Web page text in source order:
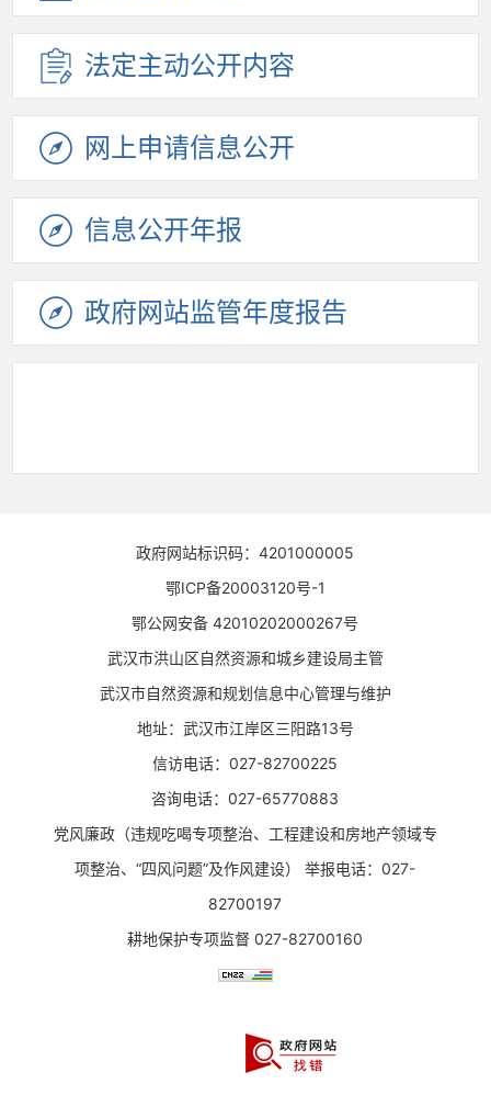
法定主动公开内容
网上申请信息公开
信息公开年报
政府网站监管年度报告
政府网站标识码：4201000005
鄂ICP备20003120号-1
鄂公网安备 42010202000267号
武汉市洪山区自然资源和城乡建设局主管
武汉市自然资源和规划信息中心管理与维护
地址：武汉市江岸区三阳路13号
信访电话：027-82700225
咨询电话：027-65770883
党风廉政（违规吃喝专项整治、工程建设和房地产领域专
项整治、“四风问题”及作风建设） 举报电话：027-
82700197
耕地保护专项监督 027-82700160